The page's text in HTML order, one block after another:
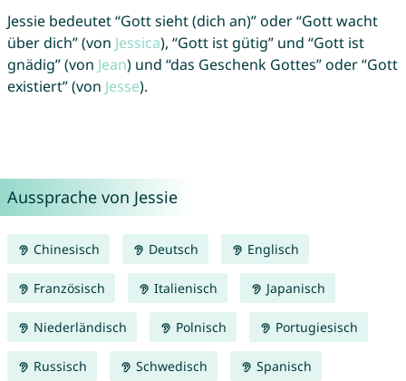
Jessie bedeutet “Gott sieht (dich an)” oder “Gott wacht
über dich” (von Jessica), “Gott ist gütig” und “Gott ist
gnädig” (von Jean) und “das Geschenk Gottes” oder “Gott
existiert” (von Jesse).
Aussprache von Jessie
Chinesisch Deutsch Englisch
Französisch Italienisch Japanisch
Niederländisch Polnisch Portugiesisch
Russisch Schwedisch Spanisch